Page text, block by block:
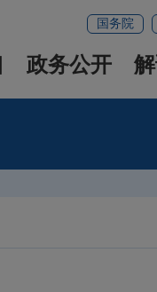
国务院
政务公开